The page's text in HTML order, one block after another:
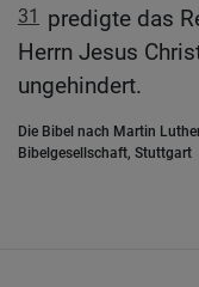
31 predigte das
Herrn Jesus
ungehindert.
Die Bibel nach Martin
Bibelgesellschaft, Stuttgart